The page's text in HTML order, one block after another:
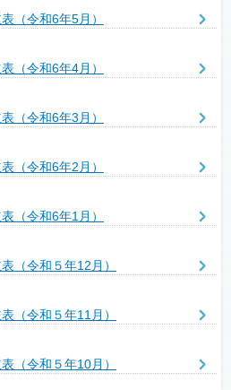
（令和6年5月）
（令和6年4月）
（令和6年3月）
（令和6年2月）
（令和6年1月）
（令和５年12月）
（令和５年11月）
（令和５年10月）